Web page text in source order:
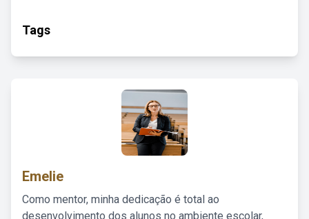
Tags
Emelie
Como mentor, minha dedicação é total ao
desenvolvimento dos alunos no ambiente escolar,